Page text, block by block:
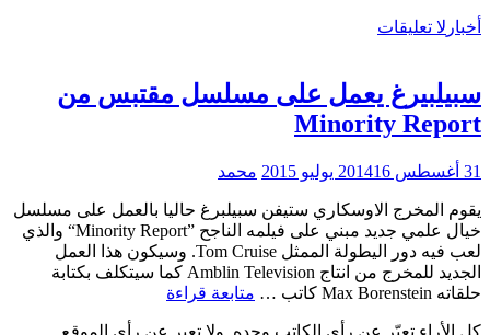
بايلوت
ستيفن
سبيلبيرغ
أخبار لا تعليقات
سبيلبيرغ يعمل على مسلسل مقتبس من
Minority Report
31 أغسطس 2014 16 يوليو 2015 محمد
يقوم المخرج الاوسكاري ستيفن سبيلبرغ حاليا بالعمل على مسلسل
خيال علمي جديد مبني على فيلمه الناجح ”Minority Report“ والذي
لعب فيه دور اليطولة الممثل Tom Cruise. وسيكون هذا العمل
الجديد للمخرج من انتاج Amblin Television كما سيتكلف بكتابة
حلقاته Max Borenstein كاتب …
متابعة قراءة